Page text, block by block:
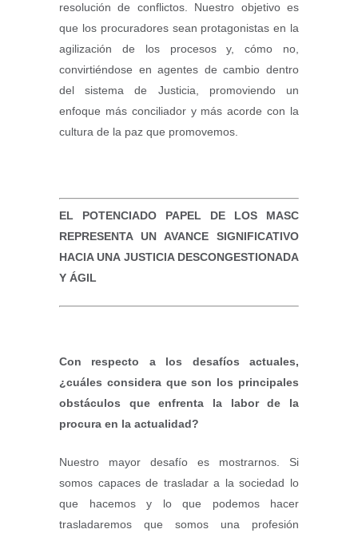
resolución de conflictos. Nuestro objetivo es
que los procuradores sean protagonistas en la
agilización de los procesos y, cómo no,
convirtiéndose en agentes de cambio dentro
del sistema de Justicia, promoviendo un
enfoque más conciliador y más acorde con la
cultura de la paz que promovemos.
EL POTENCIADO PAPEL DE LOS MASC
REPRESENTA UN AVANCE SIGNIFICATIVO
HACIA UNA JUSTICIA DESCONGESTIONADA
Y ÁGIL
Con respecto a los desafíos actuales,
¿cuáles considera que son los principales
obstáculos que enfrenta la labor de la
procura en la actualidad?
Nuestro mayor desafío es mostrarnos. Si
somos capaces de trasladar a la sociedad lo
que hacemos y lo que podemos hacer
trasladaremos que somos una profesión